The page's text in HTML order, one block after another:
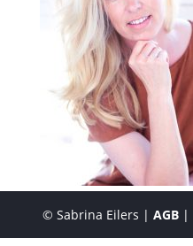
© Sabrina Eilers |AGB |